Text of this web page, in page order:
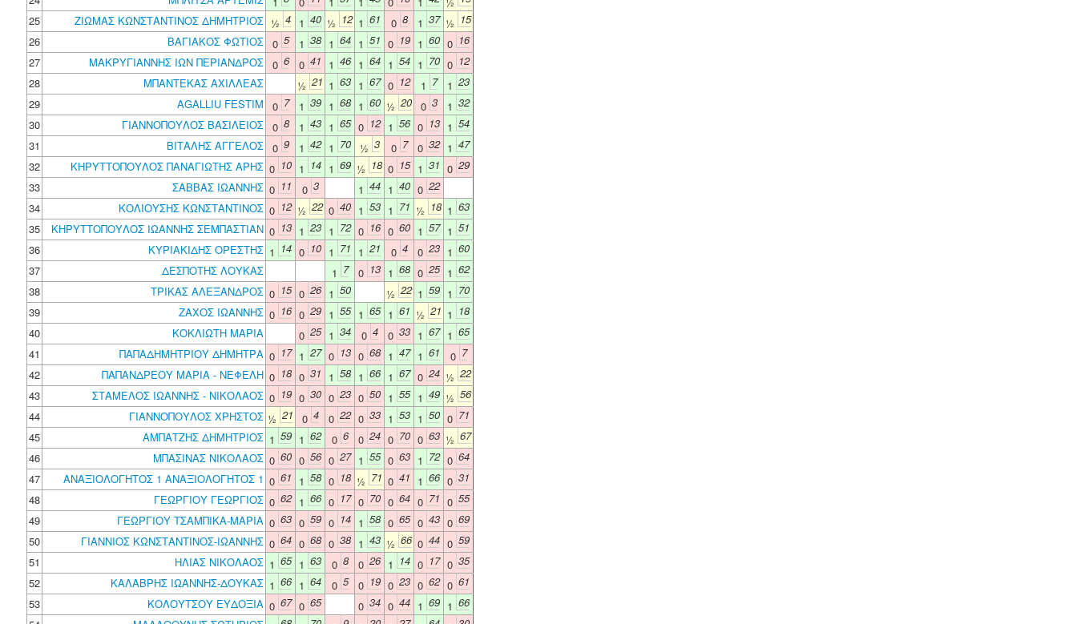
25
ΖΙΩΜΑΣ ΚΩΝΣΤΑΝΤΙΝΟΣ ΔΗΜΗΤΡΙΟΣ ½ 4 1 40 ½ 12 1 61 0 8 1 37 ½ 15
26
ΒΑΓΙΑΚΟΣ ΦΩΤΙΟΣ 0 5 1 38 1 64 1 51 0 19 1 60 0 16
27
ΜΑΚΡΥΓΙΑΝΝΗΣ ΙΩΝ ΠΕΡΙΑΝΔΡΟΣ 0 6 0 41 1 46 1 64 1 54 1 70 0 12
28
ΜΠΑΝΤΕΚΑΣ ΑΧΙΛΛΕΑΣ ½ 21 1 63 1 67 0 12 1 7 1 23
29
AGALLIU FESTIM 0 7 1 39 1 68 1 60 ½ 20 0 3 1 32
30
ΓΙΑΝΝΟΠΟΥΛΟΣ ΒΑΣΙΛΕΙΟΣ 0 8 1 43 1 65 0 12 1 56 0 13 1 54
31
ΒΙΤΑΛΗΣ ΑΓΓΕΛΟΣ 0 9 1 42 1 70 ½ 3 0 7 0 32 1 47
32
ΚΗΡΥΤΤΟΠΟΥΛΟΣ ΠΑΝΑΓΙΩΤΗΣ ΑΡΗΣ 0 10 1 14 1 69 ½ 18 0 15 1 31 0 29
33
ΣΑΒΒΑΣ ΙΩΑΝΝΗΣ 0 11 0 3 1 44 1 40 0 22
34
ΚΟΛΙΟΥΣΗΣ ΚΩΝΣΤΑΝΤΙΝΟΣ 0 12 ½ 22 0 40 1 53 1 71 ½ 18 1 63
35
ΚΗΡΥΤΤΟΠΟΥΛΟΣ ΙΩΑΝΝΗΣ ΣΕΜΠΑΣΤΙΑΝ 0 13 1 23 1 72 0 16 0 60 1 57 1 51
36
ΚΥΡΙΑΚΙΔΗΣ ΟΡΕΣΤΗΣ 1 14 0 10 1 71 1 21 0 4 0 23 1 60
37
ΔΕΣΠΟΤΗΣ ΛΟΥΚΑΣ 1 7 0 13 1 68 0 25 1 62
38
ΤΡΙΚΑΣ ΑΛΕΞΑΝΔΡΟΣ 0 15 0 26 1 50 ½ 22 1 59 1 70
39
ΖΑΧΟΣ ΙΩΑΝΝΗΣ 0 16 0 29 1 55 1 65 1 61 ½ 21 1 18
40
ΚΟΚΛΙΩΤΗ ΜΑΡΙΑ 0 25 1 34 0 4 0 33 1 67 1 65
41
ΠΑΠΑΔΗΜΗΤΡΙΟΥ ΔΗΜΗΤΡΑ 0 17 1 27 0 13 0 68 1 47 1 61 0 7
42
ΠΑΠΑΝΔΡΕΟΥ ΜΑΡΙΑ - ΝΕΦΕΛΗ 0 18 0 31 1 58 1 66 1 67 0 24 ½ 22
43
ΣΤΑΜΕΛΟΣ ΙΩΑΝΝΗΣ - ΝΙΚΟΛΑΟΣ 0 19 0 30 0 23 0 50 1 55 1 49 ½ 56
44
ΓΙΑΝΝΟΠΟΥΛΟΣ ΧΡΗΣΤΟΣ ½ 21 0 4 0 22 0 33 1 53 1 50 0 71
45
ΑΜΠΑΤΖΗΣ ΔΗΜΗΤΡΙΟΣ 1 59 1 62 0 6 0 24 0 70 0 63 ½ 67
46
ΜΠΑΣΙΝΑΣ ΝΙΚΟΛΑΟΣ 0 60 0 56 0 27 1 55 0 63 1 72 0 64
47
ΑΝΑΞΙΟΛΟΓΗΤΟΣ 1 ΑΝΑΞΙΟΛΟΓΗΤΟΣ 1 0 61 1 58 0 18 ½ 71 0 41 1 66 0 31
48
ΓΕΩΡΓΙΟΥ ΓΕΩΡΓΙΟΣ 0 62 1 66 0 17 0 70 0 64 0 71 0 55
49
ΓΕΩΡΓΙΟΥ ΤΣΑΜΠΙΚΑ-ΜΑΡΙΑ 0 63 0 59 0 14 1 58 0 65 0 43 0 69
50
ΓΙΑΝΝΙΟΣ ΚΩΝΣΤΑΝΤΙΝΟΣ-ΙΩΑΝΝΗΣ 0 64 0 68 0 38 1 43 ½ 66 0 44 0 59
51
ΗΛΙΑΣ ΝΙΚΟΛΑΟΣ 1 65 1 63 0 8 0 26 1 14 0 17 0 35
52
ΚΑΛΑΒΡΗΣ ΙΩΑΝΝΗΣ-ΔΟΥΚΑΣ 1 66 1 64 0 5 0 19 0 23 0 62 0 61
53
ΚΟΛΟΥΤΣΟΥ ΕΥΔΟΞΙΑ 0 67 0 65 0 34 0 44 1 69 1 66